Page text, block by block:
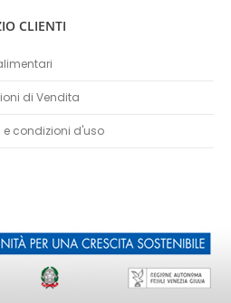
CLIENTI
di Vendita
e condizioni d'uso